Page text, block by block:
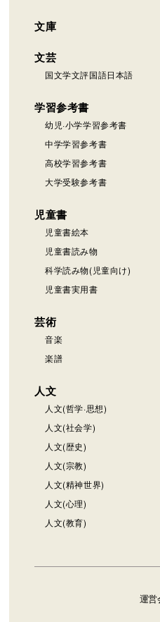
文庫
文芸
国文学文評国語日本語
学習参考書
幼児·小学学習参考書
中学学習参考書
高校学習参考書
大学受験参考書
児童書
児童書絵本
児童書読み物
科学読み物(児童向け)
児童書実用書
芸術
音楽
楽譜
人文
人文(哲学·思想)
人文(社会学)
人文(歴史)
人文(宗教)
人文(精神世界)
人文(心理)
人文(教育)
運営